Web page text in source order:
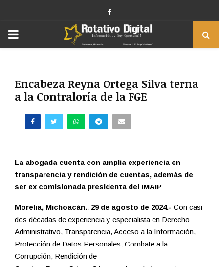
Facebook
PRIMARY
Encabeza Reyna Ortega Silva terna
a la Contraloría de la FGE
La abogada cuenta con amplia experiencia en
transparencia y rendición de cuentas, además de
ser ex comisionada presidenta del IMAIP
Morelia, Michoacán., 29 de agosto de 2024.- Con casi
dos décadas de experiencia y especialista en Derecho
Administrativo, Transparencia, Acceso a la Información,
Protección de Datos Personales, Combate a la
Corrupción, Rendición de